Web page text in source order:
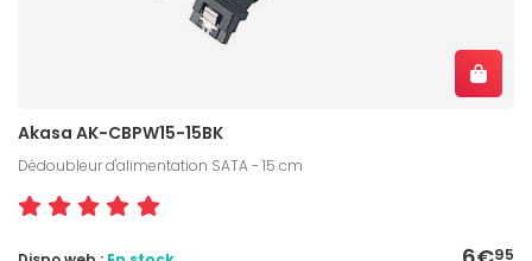
Akasa AK-CBPW15-15BK
Dédoubleur d'alimentation SATA - 15 cm
95